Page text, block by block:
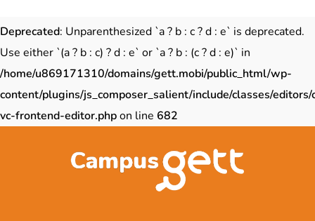
Deprecated: Unparenthesized `a ? b : c ? d : e` is deprecated.
Use either `(a ? b : c) ? d : e` or `a ? b : (c ? d : e)` in
/home/u869171310/domains/gett.mobi/public_html/wp-
content/plugins/js_composer_salient/include/classes/
vc-frontend-editor.phpon line 682